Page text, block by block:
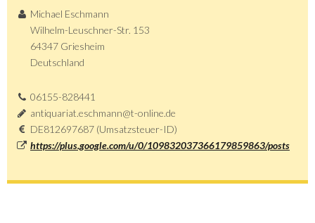
Michael Eschmann
Wilhelm-Leuschner-Str. 153
64347 Griesheim
Deutschland
06155-828441
antiquariat.eschmann@t-online.de
DE812697687 (Umsatzsteuer-ID)
https://plus.google.com/u/0/109832037366179859863/posts